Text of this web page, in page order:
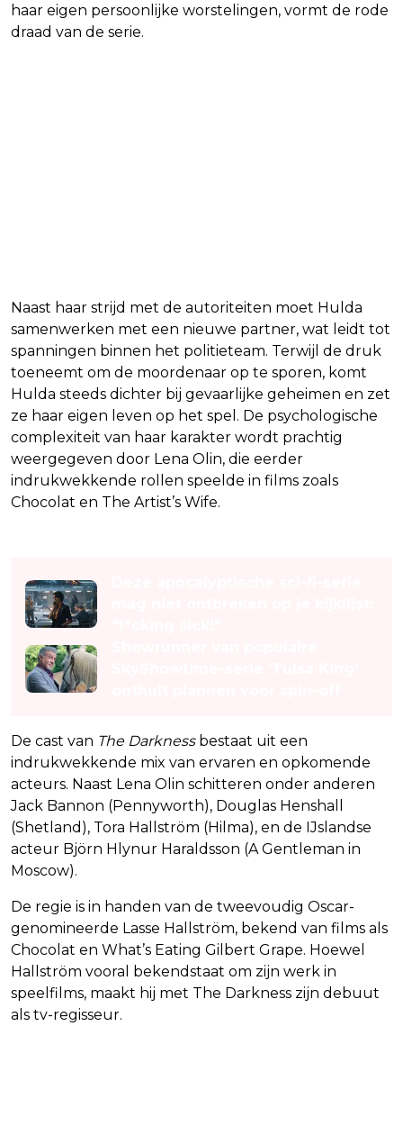
haar eigen persoonlijke worstelingen, vormt de rode
draad van de serie.
Naast haar strijd met de autoriteiten moet Hulda
samenwerken met een nieuwe partner, wat leidt tot
spanningen binnen het politieteam. Terwijl de druk
toeneemt om de moordenaar op te sporen, komt
Hulda steeds dichter bij gevaarlijke geheimen en zet
ze haar eigen leven op het spel. De psychologische
complexiteit van haar karakter wordt prachtig
weergegeven door Lena Olin, die eerder
indrukwekkende rollen speelde in films zoals
Chocolat en The Artist’s Wife.
De cast van The Darknessbestaat uit een
indrukwekkende mix van ervaren en opkomende
acteurs. Naast Lena Olin schitteren onder anderen
Jack Bannon (Pennyworth), Douglas Henshall
(Shetland), Tora Hallström (Hilma), en de IJslandse
acteur Björn Hlynur Haraldsson (A Gentleman in
Moscow).
De regie is in handen van de tweevoudig Oscar-
genomineerde Lasse Hallström, bekend van films als
Chocolat en What’s Eating Gilbert Grape. Hoewel
Hallström vooral bekendstaat om zijn werk in
speelfilms, maakt hij met The Darkness zijn debuut
als tv-regisseur.